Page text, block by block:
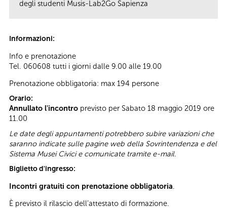
degli studenti Musis-Lab2Go Sapienza
Informazioni:
Info e prenotazione
Tel. 060608 tutti i giorni dalle 9.00 alle 19.00
Prenotazione obbligatoria: max 194 persone
Orario:
Annullato l'incontro previsto per Sabato 18 maggio 2019 ore
11.00
Le date degli appuntamenti potrebbero subire variazioni che
saranno indicate sulle pagine web della Sovrintendenza e del
Sistema Musei Civici e comunicate tramite e-mail.
Biglietto d'ingresso:
Incontri gratuiti con prenotazione obbligatoria.
È previsto il rilascio dell’attestato di formazione.